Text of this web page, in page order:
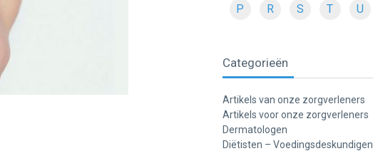
P R S T U
Categorieën
Artikels van onze zorgverleners
Artikels voor onze zorgverleners
Dermatologen
Diëtisten – Voedingsdeskundigen